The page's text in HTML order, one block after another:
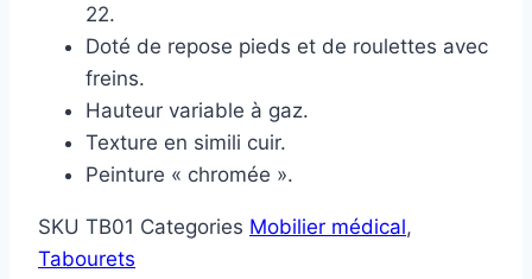
22.
Doté de repose pieds et de roulettes avec
freins.
Hauteur variable à gaz.
Texture en simili cuir.
Peinture « chromée ».
SKU TB01 Categories Mobilier médical,
Tabourets